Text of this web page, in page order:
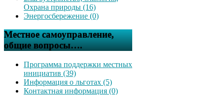
Охрана природы (16)
Энергосбережение (0)
Местное самоуправление,
общие вопросы….
Программа поддержки местных
инициатив (39)
Информация о льготах (5)
Контактная информация (0)